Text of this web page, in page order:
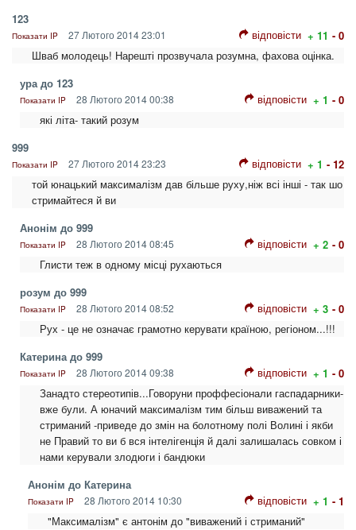
123
Показати IP 27 Лютого 2014 23:01 відповісти + 11 - 0
Шваб молодець! Нарешті прозвучала розумна, фахова оцінка.
ура до 123
Показати IP 28 Лютого 2014 00:38 відповісти + 1 - 0
які літа- такий розум
999
Показати IP 27 Лютого 2014 23:23 відповісти + 1 - 12
той юнацький максималізм дав більше руху,ніж всі інші - так шо
стримайтеся й ви
Анонім до 999
Показати IP 28 Лютого 2014 08:45 відповісти + 2 - 0
Глисти теж в одному місці рухаються
розум до 999
Показати IP 28 Лютого 2014 08:52 відповісти + 3 - 0
Рух - це не означає грамотно керувати країною, регіоном...!!!
Катерина до 999
Показати IP 28 Лютого 2014 09:38 відповісти + 1 - 0
Занадто стереотипів...Говоруни проффесіонали гаспадарники-
вже були. А юначий максималізм тим більш виважений та
стриманий -приведе до змін на болотному полі Волині і якби
не Правий то ви б вся інтелігенція й далі залишалась совком і
нами керували злодюги і бандюки
Анонім до Катерина
Показати IP 28 Лютого 2014 10:30 відповісти + 1 - 1
"Максималізм" є антонім до "виважений і стриманий"